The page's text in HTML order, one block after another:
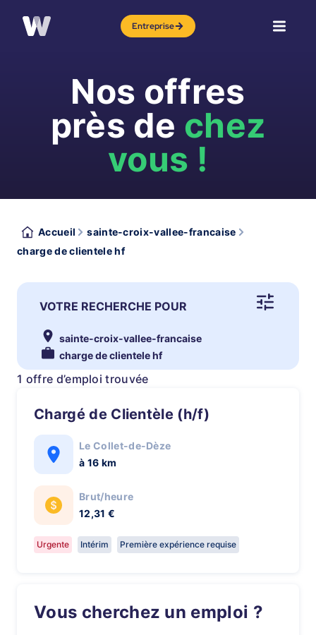
Entreprise
Nos offres
près de chez
vous !
Accueil
sainte-croix-vallee-francaise
charge de clientele hf
VOTRE RECHERCHE POUR
sainte-croix-vallee-francaise
charge de clientele hf
1 offre d’emploi trouvée
Chargé de Clientèle (h/f)
Le Collet-de-Dèze
à 16 km
Brut/heure
12,31 €
Urgente Intérim Première expérience requise
Vous cherchez un emploi ?